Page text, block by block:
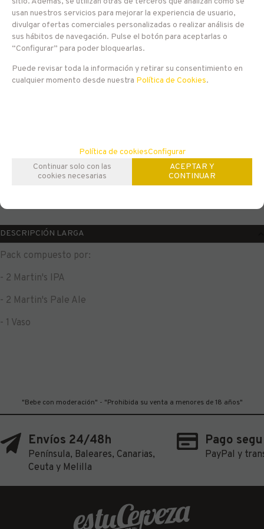
22,65
Familias relacionadas
Packs Cerveceros
Packs de cerveza
DESCRIPCIÓN LARGA
Pack compuesto por:
- 2 Martin's IPA
- 2 Martin's Pale Ale
- 1 Vaso
"Bebe con moderación" - "Prohibida su venta a menores de 18 años"
Envíos 24/48h
Península, Baleares, Canarias,
Ceuta y Melilla
Pago
PayPal y
usan nuestros servicios para mejorar la experiencia de usuario,
divulgar ofertas comerciales personalizadas o realizar análisis de
sus hábitos de navegación. Pulse el botón para aceptarlas o
“Configurar” para poder bloquearlas.
Puede revisar toda la información y retirar su consentimiento en
cualquier momento desde nuestra Política de Cookies.
Política de cookiesConfigurar
Continuar solo con las
cookies necesarias
ACEPTAR Y
CONTINUAR